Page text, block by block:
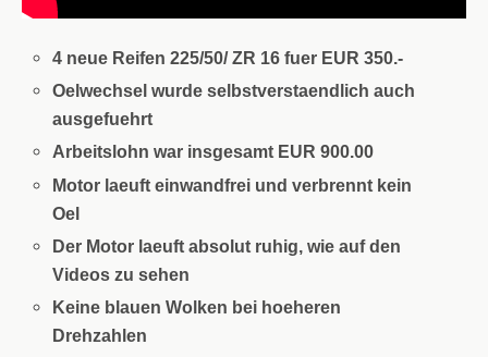
4 neue Reifen 225/50/ ZR 16 fuer EUR 350.-
Oelwechsel wurde selbstverstaendlich auch
ausgefuehrt
Arbeitslohn war insgesamt EUR 900.00
Motor laeuft einwandfrei und verbrennt kein
Oel
Der Motor laeuft absolut ruhig, wie auf den
Videos zu sehen
Keine blauen Wolken bei hoeheren
Drehzahlen